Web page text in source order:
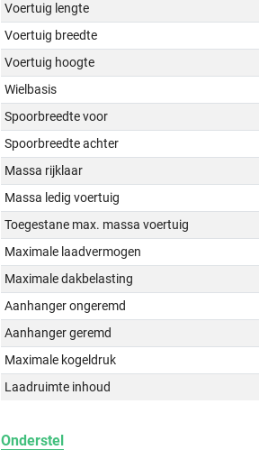
Voertuig lengte
Voertuig breedte
Voertuig hoogte
Wielbasis
Spoorbreedte voor
Spoorbreedte achter
Massa rijklaar
Massa ledig voertuig
Toegestane max. massa voertuig
Maximale laadvermogen
Maximale dakbelasting
Aanhanger ongeremd
Aanhanger geremd
Maximale kogeldruk
Laadruimte inhoud
Onderstel